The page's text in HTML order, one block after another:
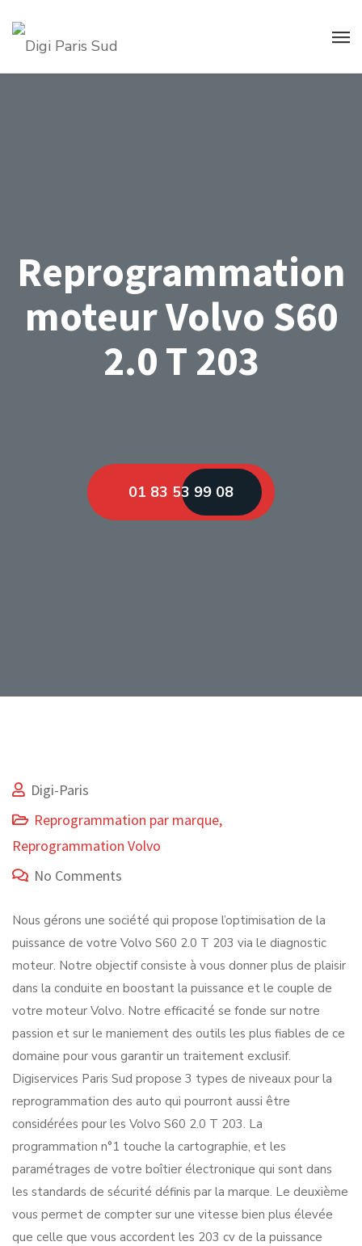
Reprogrammation
moteur Volvo S60
2.0 T 203
01 83 53 99 08
Digi-Paris
Reprogrammation par marque,
Reprogrammation Volvo
No Comments
Nous gérons une société qui propose l’optimisation de la
puissance de votre Volvo S60 2.0 T 203 via le diagnostic
moteur. Notre objectif consiste à vous donner plus de plaisir
dans la conduite en boostant la puissance et le couple de
votre moteur Volvo. Notre efficacité se fonde sur notre
passion et sur le maniement des outils les plus fiables de ce
domaine pour vous garantir un traitement exclusif.
Digiservices Paris Sud propose 3 types de niveaux pour la
reprogrammation des auto qui pourront aussi être
considérées pour les Volvo S60 2.0 T 203. La
programmation n°1 touche la cartographie, et les
paramétrages de votre boîtier électronique qui sont dans
les standards de sécurité définis par la marque. Le deuxième
vous permet de compter sur une vitesse bien plus élevée
que celle que vous accordent les 203 cv de la puissance